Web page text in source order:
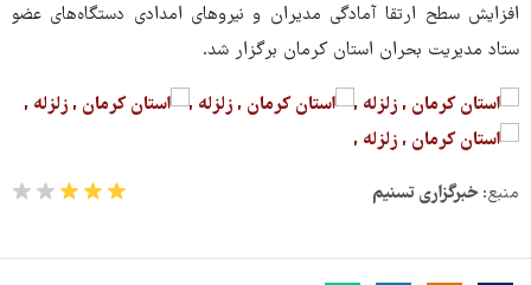
افزایش سطح ارتقا آمادگی مدیران و نیروهای امدادی دستگاه‌های عضو
ستاد مدیریت بحران استان کرمان برگزار شد.
منبع: خبرگزاری تسنیم